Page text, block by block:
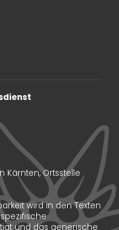
Kärnten, Ortsstelle
wird in den Texten
und das generische